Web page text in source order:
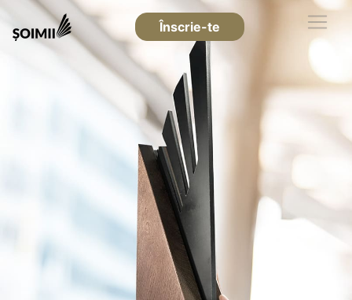
Înscrie-te